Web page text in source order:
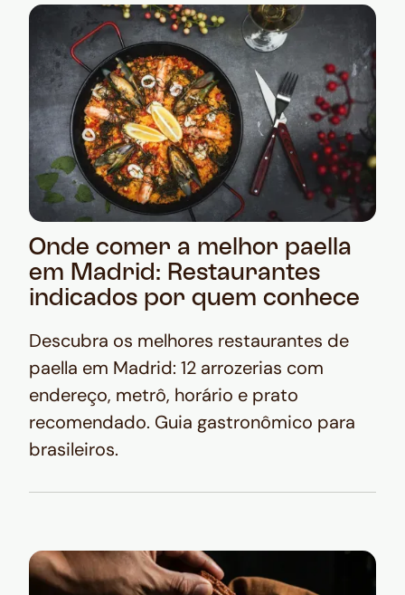
Onde comer a melhor paella
em Madrid: Restaurantes
indicados por quem conhece
Descubra os melhores restaurantes de
paella em Madrid: 12 arrozerias com
endereço, metrô, horário e prato
recomendado. Guia gastronômico para
brasileiros.